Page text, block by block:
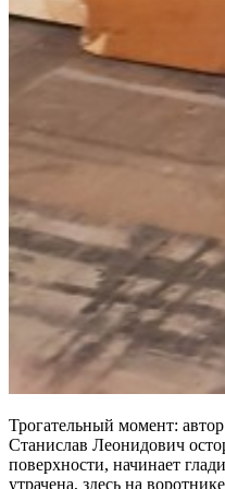
Трогательный момент:
Станислав Леонидович
поверхности, начинает
утрачена, здесь на